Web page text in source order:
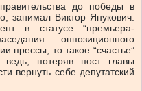
до победы в
занимал Виктор Янукович.
в статусе “премьера-
оппозиционного
прессы, то такое “счастье”
потеряв пост главы
вернуть себе депутатский